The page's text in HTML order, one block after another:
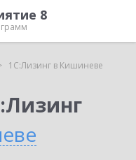
8
1С:Лизинг в Кишиневе